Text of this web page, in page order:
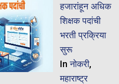
हजारांहून अधिक
शिक्षक पदांची
भरती प्रक्रिया
सुरू
Inनोकरी,
महाराष्ट्र